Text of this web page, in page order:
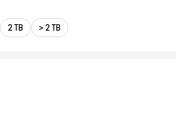
2 TB > 2 TB